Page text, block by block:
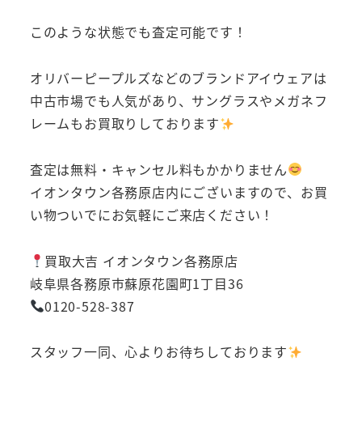
このような状態でも査定可能です！
オリバーピープルズなどのブランドアイウェアは
中古市場でも人気があり、サングラスやメガネフ
レームもお買取りしております
査定は無料・キャンセル料もかかりません
イオンタウン各務原店内にございますので、お買
い物ついでにお気軽にご来店ください！
買取大吉 イオンタウン各務原店
岐阜県各務原市蘇原花園町1丁目36
0120-528-387
スタッフ一同、心よりお待ちしております